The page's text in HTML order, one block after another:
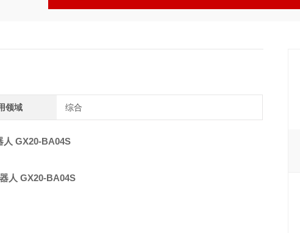
领域 综合
人 GX20-BA04S